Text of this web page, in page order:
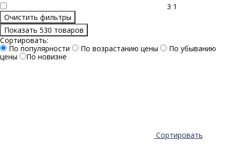
3 1
Очистить фильтры
Показать 530 товаров
Сортировать:
По популярности
По возрастанию цены
По убыванию
цены
По новизне
Сортировать